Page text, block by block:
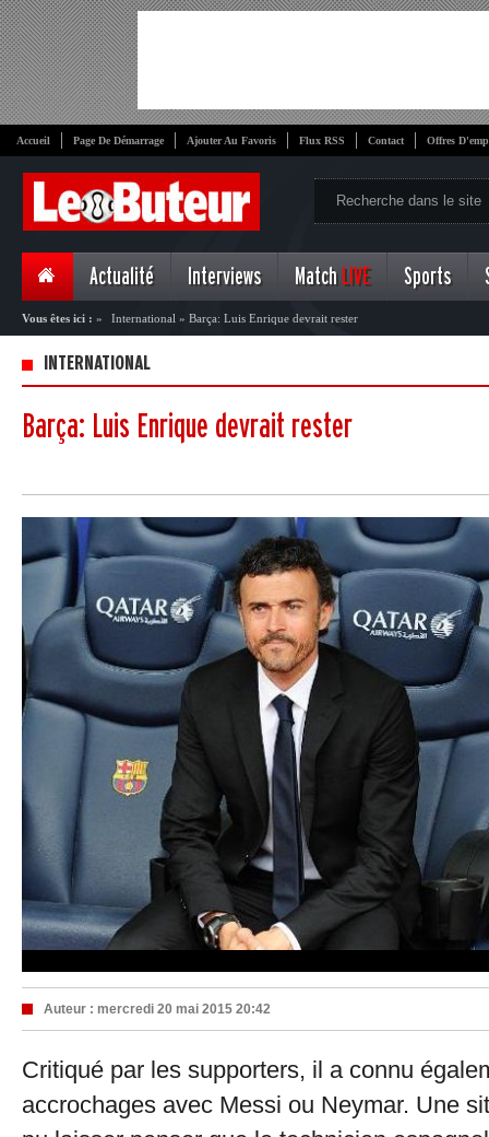
Accueil Page De Démarrage Ajouter Au Favoris Flux RSS Contact Offres
Actualité Interviews Match LIVE Sports
Vous êtes ici : » International » Barça: Luis Enrique devrait rester
INTERNATIONAL
Barça: Luis Enrique devrait rester
Auteur : mercredi 20 mai 2015 20:42
Critiqué par les supporters, il a connu
accrochages avec Messi ou Neymar. Une